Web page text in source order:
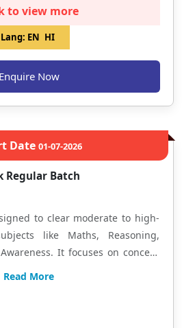
to view more
Lang: EN HI
Enquire Now
Date 01-07-2026
Regular Batch
to clear moderate to high-
like Maths, Reasoning,
It focuses on concept
classroom teaching,
Read More